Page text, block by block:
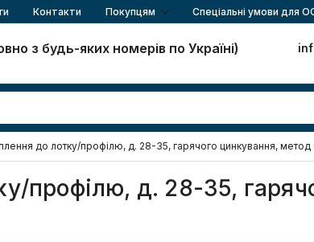
Контакти Покупцям Спеціальні умови для
з будь-яких номерів по Україні)
до лотку/профілю, д. 28-35, гарячого цинкування,
профілю, д. 28-35,